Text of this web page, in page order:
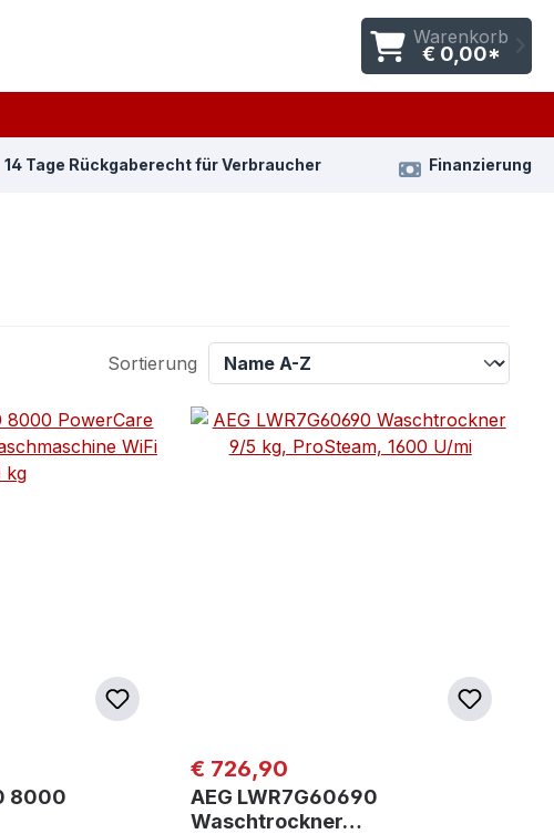
Warenkorb
€ 0,00*
14 Tage Rückgaberecht für Verbraucher Finanzierung
Sortierung
8000
Regulärer Preis:
€ 726,90
AEG LWR7G60690
Waschtrockner…